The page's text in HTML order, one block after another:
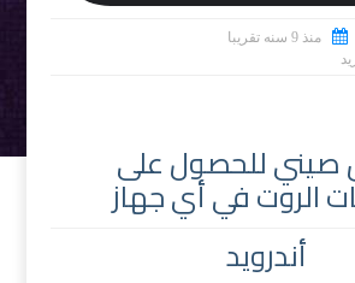

منذ 9 سنه تقريبا
صيني للحصول على
الروت في أي جهاز
أندرويد